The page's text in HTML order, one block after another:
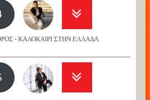
- ΚΑΛΟΚΑΙΡΙ ΣΤΗΝ ΕΛΛΑΔΑ